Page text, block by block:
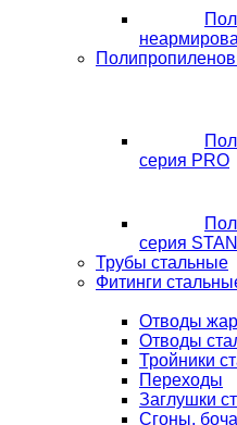
серия PRO
серия
Трубы стальные
Фитинги
Отводы
Отводы
Тройники
Переходы
Заглушки
Сгоны,